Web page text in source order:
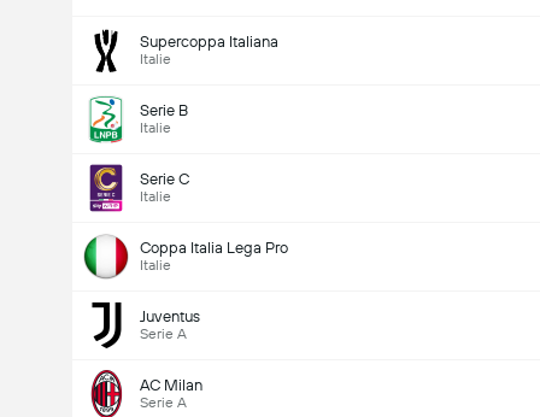
Supercoppa Italiana
Italie
Serie B
Italie
Serie C
Italie
Coppa Italia Lega Pro
Italie
Juventus
Serie A
AC Milan
Serie A